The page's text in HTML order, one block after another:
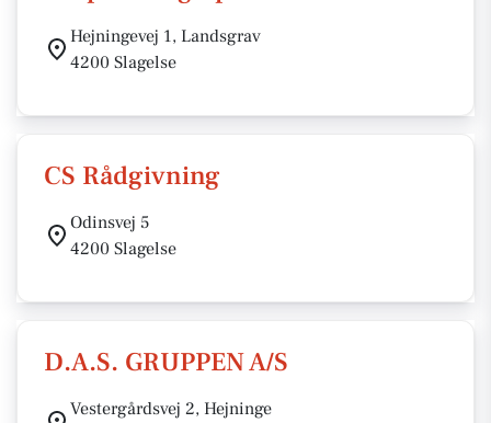
Hejningevej 1, Landsgrav
4200 Slagelse
CS Rådgivning
Odinsvej 5
4200 Slagelse
D.A.S. GRUPPEN A/S
Vestergårdsvej 2, Hejninge